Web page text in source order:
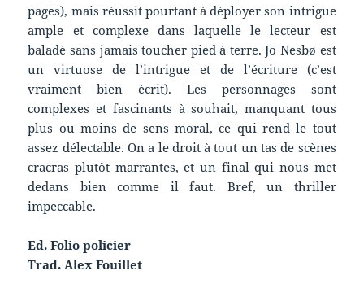
pages), mais réussit pourtant à déployer son intrigue
ample et complexe dans laquelle le lecteur est
baladé sans jamais toucher pied à terre. Jo Nesbø est
un virtuose de l’intrigue et de l’écriture (c’est
vraiment bien écrit). Les personnages sont
complexes et fascinants à souhait, manquant tous
plus ou moins de sens moral, ce qui rend le tout
assez délectable. On a le droit à tout un tas de scènes
cracras plutôt marrantes, et un final qui nous met
dedans bien comme il faut. Bref, un thriller
impeccable.
Ed. Folio policier
Trad. Alex Fouillet